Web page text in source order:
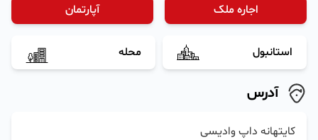
اجاره ملک آپارتمان
استانبول محله
آدرس
کایتهانه داپ وادیسی